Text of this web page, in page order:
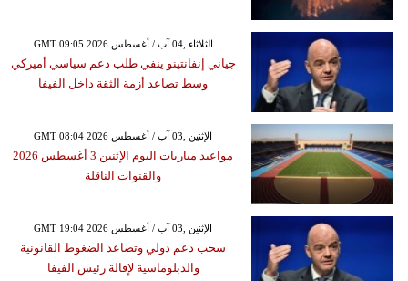
GMT 09:05 2026 الثلاثاء ,04 آب / أغسطس
جياني إنفانتينو ينفي طلب دعم سياسي أميركي
وسط تصاعد أزمة الثقة داخل الفيفا
GMT 08:04 2026 الإثنين ,03 آب / أغسطس
مواعيد مباريات اليوم الإثنين 3 أغسطس 2026
والقنوات الناقلة
GMT 19:04 2026 الإثنين ,03 آب / أغسطس
سحب دعم دولي وتصاعد الضغوط القانونية
والدبلوماسية لإقالة رئيس الفيفا